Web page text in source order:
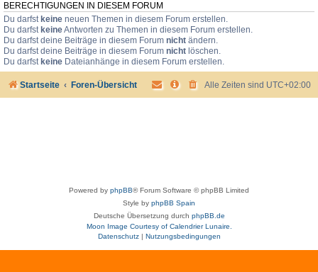
BERECHTIGUNGEN IN DIESEM FORUM
Du darfst keine neuen Themen in diesem Forum erstellen.
Du darfst keineAntworten zu Themen in diesem Forum erstellen.
Du darfst deine Beiträge in diesem Forum nicht ändern.
Du darfst deine Beiträge in diesem Forum nicht löschen.
Du darfst keine Dateianhänge in diesem Forum erstellen.
Startseite Foren-Übersicht Alle Zeiten sind UTC+02:00
Powered by phpBB® Forum Software © phpBB Limited
Style by phpBB Spain
Deutsche Übersetzung durch phpBB.de
Moon Image Courtesy of Calendrier Lunaire.
Datenschutz| Nutzungsbedingungen